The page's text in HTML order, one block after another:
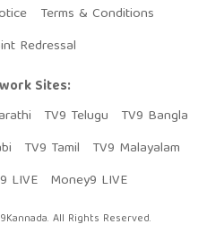
Terms & Conditions
Redressal
Sites:
TV9 Telugu
TV9 Bangla
TV9 Tamil
TV9 Malayalam
LIVE Money9 LIVE
All Rights Reserved.